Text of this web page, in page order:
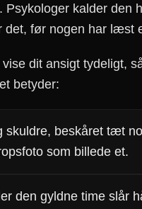
kalder den
det, før nogen har læst
dit ansigt tydeligt,
betyder:
skuldre, beskåret tæt
som billede et.
den gyldne time slår